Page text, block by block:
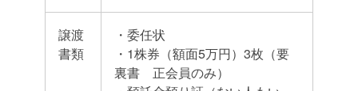
譲渡
書類
・委任状
・1株券（額面5万円）3枚（要
裏書 正会員のみ）